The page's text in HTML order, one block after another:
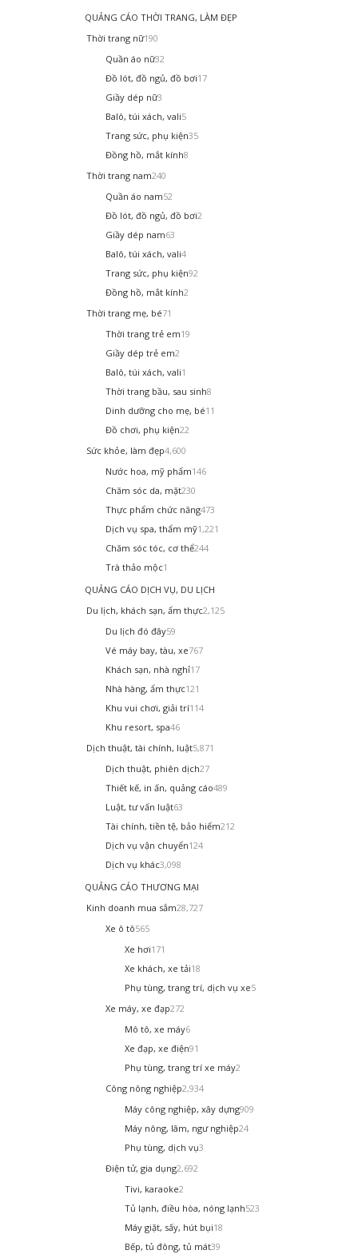
QUẢNG CÁO THỜI TRANG, LÀM ĐẸP
Thời trang nữ190
Quần áo nữ32
Đồ lót, đồ ngủ, đồ bơi17
Giầy dép nữ3
Balô, túi xách, vali5
Trang sức, phụ kiện35
Đồng hồ, mắt kính8
Thời trang nam240
Quần áo nam52
Đồ lót, đồ ngủ, đồ bơi2
Giầy dép nam63
Balô, túi xách, vali4
Trang sức, phụ kiện92
Đồng hồ, mắt kính2
Thời trang mẹ, bé71
Thời trang trẻ em19
Giầy dép trẻ em2
Balô, túi xách, vali1
Thời trang bầu, sau sinh8
Dinh dưỡng cho mẹ, bé11
Đồ chơi, phụ kiện22
Sức khỏe, làm đẹp4,600
Nước hoa, mỹ phẩm146
Chăm sóc da, mặt230
Thực phẩm chức năng473
Dịch vụ spa, thẩm mỹ1,221
Chăm sóc tóc, cơ thể244
Trà thảo mộc1
QUẢNG CÁO DỊCH VỤ, DU LỊCH
Du lịch, khách sạn, ẩm thực2,125
Du lịch đó đây59
Vé máy bay, tàu, xe767
Khách sạn, nhà nghỉ17
Nhà hàng, ẩm thực121
Khu vui chơi, giải trí114
Khu resort, spa46
Dịch thuật, tài chính, luật5,871
Dịch thuật, phiên dịch27
Thiết kế, in ấn, quảng cáo489
Luật, tư vấn luật63
Tài chính, tiền tệ, bảo hiểm212
Dịch vụ vận chuyển124
Dịch vụ khác3,098
QUẢNG CÁO THƯƠNG MẠI
Kinh doanh mua sắm28,727
Xe ô tô565
Xe hơi171
Xe khách, xe tải18
Phụ tùng, trang trí, dịch vụ xe5
Xe máy, xe đạp272
Mô tô, xe máy6
Xe đạp, xe điện91
Phụ tùng, trang trí xe máy2
Công nông nghiệp2,934
Máy công nghiệp, xây dựng909
Máy nông, lâm, ngư nghiệp24
Phụ tùng, dịch vụ3
Điện tử, gia dụng2,692
Tivi, karaoke2
Tủ lạnh, điều hòa, nóng lạnh523
Máy giặt, sấy, hút bụi18
Bếp, tủ đông, tủ mát39